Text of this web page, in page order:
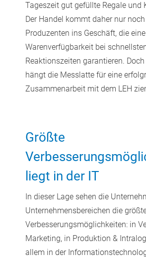
Tageszeit gut gefüllte Regale und
Der Handel kommt daher nur
Produzenten ins Geschäft, die
Warenverfügbarkeit bei
Reaktionszeiten garantieren.
hängt die Messlatte für eine
Zusammenarbeit mit dem LEH
Größte
liegt in der IT
In dieser Lage sehen die
Unternehmensbereichen die
Verbesserungsmöglichkeiten: in
Marketing, in Produktion &
allem in der